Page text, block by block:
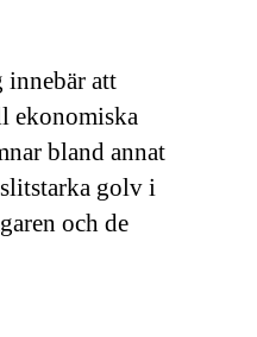
innebär att
ekonomiska
bland annat
golv i
och de